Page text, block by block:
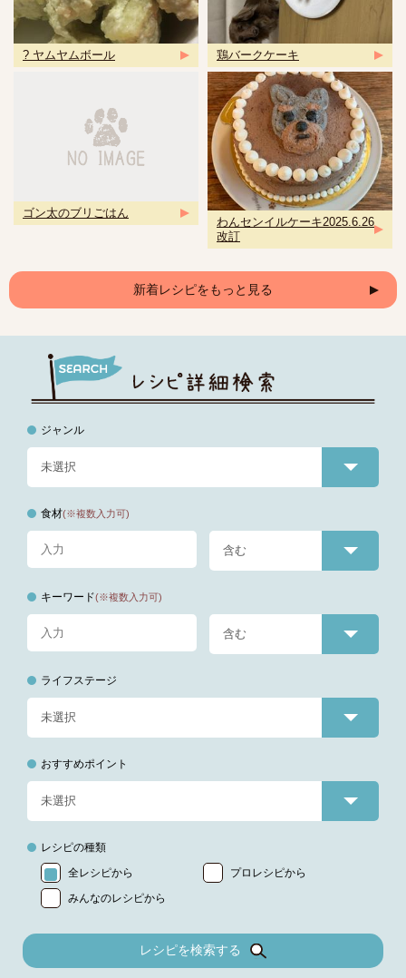
? ヤムヤムボール 鶏バークケーキ
ゴン太のブリごはん
わんセンイルケーキ2025.6.26
改訂
新着レシピをもっと見る
ジャンル
食材(※複数入力可)
キーワード(※複数入力可)
ライフステージ
おすすめポイント
レシピの種類
全レシピから
プロレシピから
みんなのレシピから
レシピを検索する